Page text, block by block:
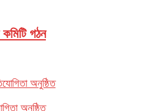
কমিটি গঠন
অনুষ্ঠিত